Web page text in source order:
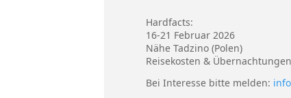
Hardfacts:
16-21 Februar 2026
Nähe Tadzino (Polen)
Reisekosten &
Bei Interesse bitte melden: